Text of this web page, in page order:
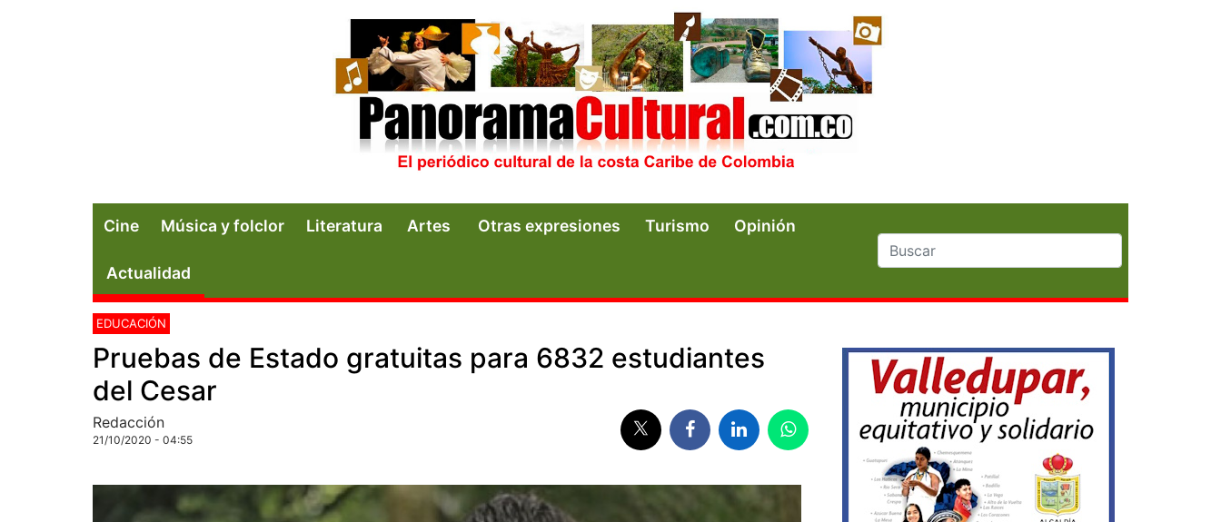
Cine Música y folclor Literatura Artes Otras expresiones Turismo Opinión
Actualidad
EDUCACIÓN
Pruebas de Estado gratuitas para 6832 estudiantes
del Cesar
Redacción
21/10/2020 - 04:55